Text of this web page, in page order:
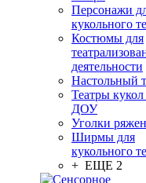
Персонажи
кукольного
Костюмы для
деятельности
Настольный
Театры кукол
ДОУ
Уголки
Ширмы для
кукольного
+ ЕЩЕ 2